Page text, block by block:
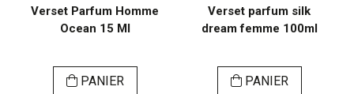
Verset Parfum Homme
Ocean 15 Ml
PANIER
Verset parfum silk
dream femme 100ml
PANIER